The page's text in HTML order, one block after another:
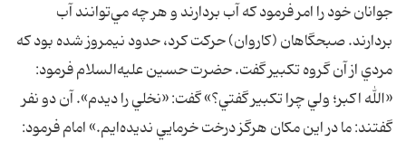
جوانان خود را امر فرمود كه آب بردارند و هر چه مي‌توانند آب
بردارند. صبحگاهان (كاروان) حركت كرد، حدود نيمروز شده بود كه
مردي از آن گروه تكبير گفت. حضرت حسين عليه‌السلام فرمود:
«الله اكبر؛ ولي چرا تكبير گفتي؟» گفت: «نخلي را ديدم». آن دو نفر
گفتند: ما در اين مكان هرگز درخت خرمايي نديده‌ايم.» امام فرمود: